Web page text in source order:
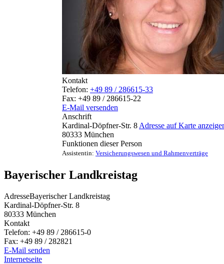
Kontakt
Telefon: +49 89 / 286615-33
Fax: +49 89 / 286615-22
E-Mail versenden
Anschrift
Kardinal-Döpfner-Str. 8 Adresse auf Karte
80333 München
Funktionen dieser Person
Assistentin: Versicherungswesen und Rahmenverträge
Bayerischer Landkreistag
AdresseBayerischer Landkreistag
Kardinal-Döpfner-Str. 8
80333 München
Kontakt
Telefon: +49 89 / 286615-0
Fax: +49 89 / 282821
E-Mail senden
Internetseite